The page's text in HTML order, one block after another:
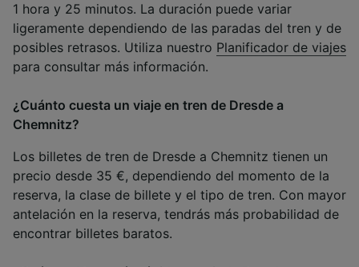
1 hora y 25 minutos. La duración puede variar
ligeramente dependiendo de las paradas del tren y de
posibles retrasos. Utiliza nuestro Planificador de viajes
para consultar más información.
¿Cuánto cuesta un viaje en tren de Dresde a
Chemnitz?
Los billetes de tren de Dresde a Chemnitz tienen un
precio desde 35 €, dependiendo del momento de la
reserva, la clase de billete y el tipo de tren. Con mayor
antelación en la reserva, tendrás más probabilidad de
encontrar billetes baratos.